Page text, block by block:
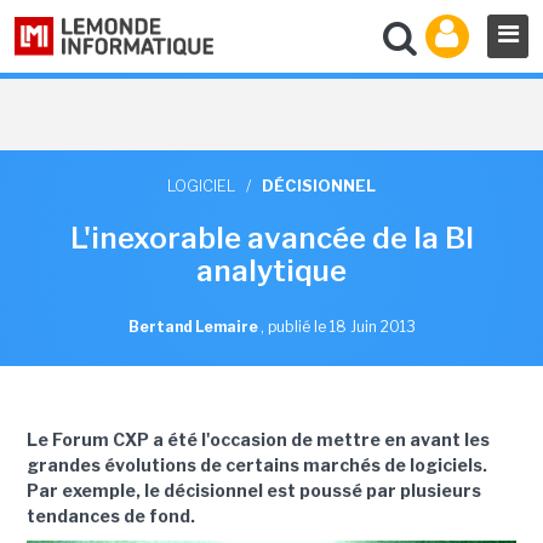
LOGICIEL / DÉCISIONNEL
L'inexorable avancée de la BI
analytique
Bertand Lemaire , publié le 18 Juin 2013
Le Forum CXP a été l'occasion de mettre en avant les
grandes évolutions de certains marchés de logiciels.
Par exemple, le décisionnel est poussé par plusieurs
tendances de fond.